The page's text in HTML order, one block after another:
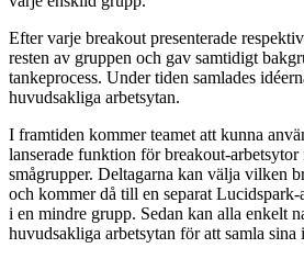
Efter varje breakout presenterade
resten av gruppen och gav samtidigt
tankeprocess. Under tiden samlades
huvudsakliga arbetsytan.
I framtiden kommer teamet att kunna
lanserade funktion för breakout-arbetsytor
smågrupper. Deltagarna kan välja vilken
och kommer då till en separat Lucidspark-
i en mindre grupp. Sedan kan alla enkelt
huvudsakliga arbetsytan för att samla sina